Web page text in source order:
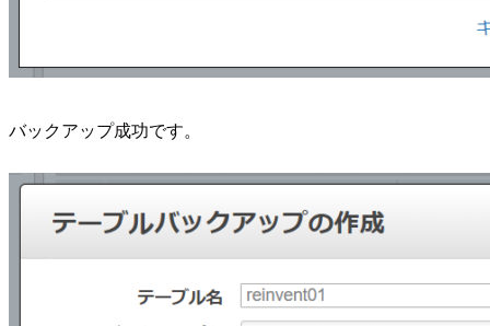
バックアップ成功です。